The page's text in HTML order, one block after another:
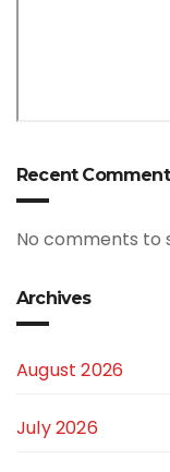
Recent
No comments to
Archives
August 2026
July 2026